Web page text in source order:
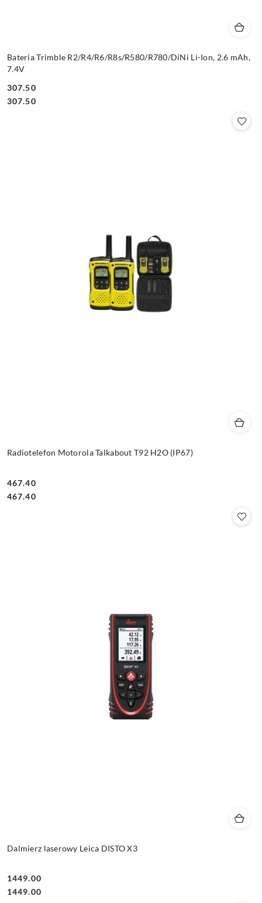
Bateria Trimble R2/R4/R6/R8s/R580/R780/DiNi Li-Ion, 2.6 mAh,
7.4V
Cena:
307.50
Cena:
307.50
Radiotelefon Motorola Talkabout T92 H2O (IP67)
Cena:
467.40
Cena:
467.40
Dalmierz laserowy Leica DISTO X3
Cena:
1449.00
Cena:
1449.00